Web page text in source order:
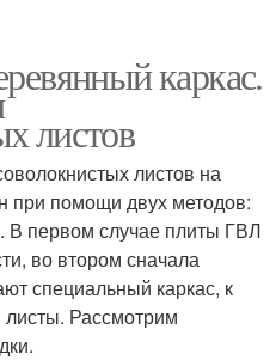
каркас.
листов
листов на
при помощи двух методов:
В первом случае плиты ГВЛ
во втором сначала
специальный каркас, к
листы. Рассмотрим